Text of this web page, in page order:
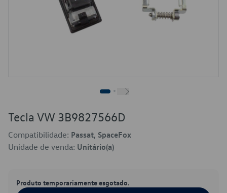
Tecla VW 3B9827566D
Compatibilidade: Passat, SpaceFox
Unidade de venda: Unitário(a)
Produto temporariamente esgotado.